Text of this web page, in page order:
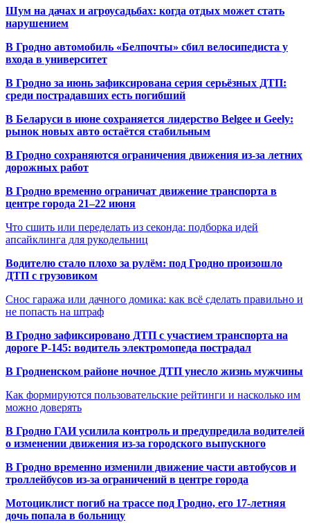
Шум на дачах и агроусадьбах: когда отдых может стать
нарушением
В Гродно автомобиль «Белпочты» сбил велосипедиста у
входа в университет
В Гродно за июнь зафиксирована серия серьёзных ДТП:
среди пострадавших есть погибший
В Беларуси в июне сохраняется лидерство Belgee и Geely:
рынок новых авто остаётся стабильным
В Гродно сохраняются ограничения движения из-за летних
дорожных работ
В Гродно временно ограничат движение транспорта в
центре города 21–22 июня
Что сшить или переделать из секонда: подборка идей
апсайклинга для рукодельниц
Водителю стало плохо за рулём: под Гродно произошло
ДТП с грузовиком
Снос гаража или дачного домика: как всё сделать правильно и
не попасть на штраф
В Гродно зафиксировано ДТП с участием транспорта на
дороге Р-145: водитель электромопеда пострадал
В Гродненском районе ночное ДТП унесло жизнь мужчины
Как формируются пользовательские рейтинги и насколько им
можно доверять
В Гродно ГАИ усилила контроль и предупредила водителей
о изменении движения из-за городского выпускного
В Гродно временно изменили движение части автобусов и
троллейбусов из-за ограничений в центре города
Мотоциклист погиб на трассе под Гродно, его 17-летняя
дочь попала в больницу